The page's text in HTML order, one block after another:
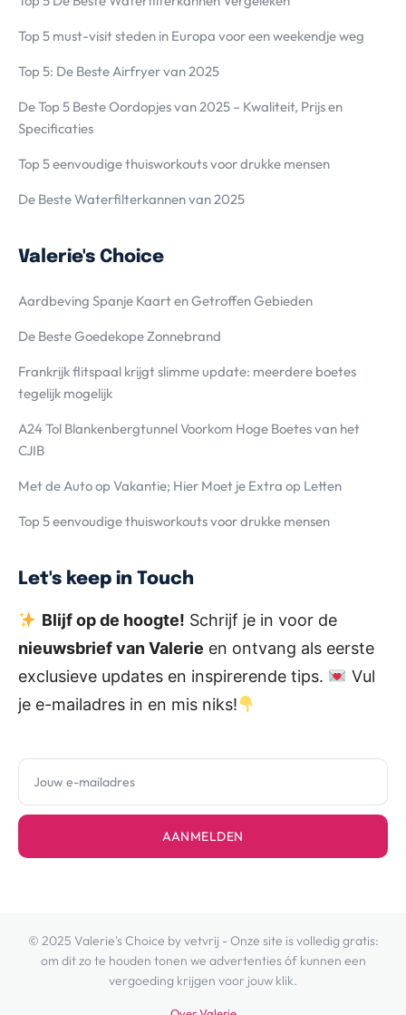
Top 5 must-visit steden in Europa voor een weekendje weg
Top 5: De Beste Airfryer van 2025
De Top 5 Beste Oordopjes van 2025 – Kwaliteit, Prijs en
Specificaties
Top 5 eenvoudige thuisworkouts voor drukke mensen
De Beste Waterfilterkannen van 2025
Valerie's Choice
Aardbeving Spanje Kaart en Getroffen Gebieden
De Beste Goedekope Zonnebrand
Frankrijk flitspaal krijgt slimme update: meerdere boetes
tegelijk mogelijk
A24 Tol Blankenbergtunnel Voorkom Hoge Boetes van het
CJIB
Met de Auto op Vakantie; Hier Moet je Extra op Letten
Top 5 eenvoudige thuisworkouts voor drukke mensen
Let's keep in Touch
Blijf op de hoogte! Schrijf je in voor de
nieuwsbrief van Valerie en ontvang als eerste
exclusieve updates en inspirerende tips.
Vul
je e-mailadres in en mis niks!
AANMELDEN
© 2025 Valerie's Choice by vetvrij - Onze site is volledig gratis:
om dit zo te houden tonen we advertenties óf kunnen een
vergoeding krijgen voor jouw klik.